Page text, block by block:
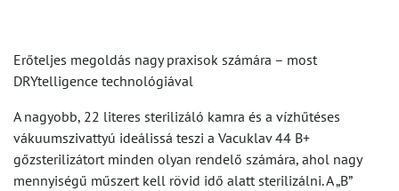
Erőteljes megoldás nagy praxisok számára – most
DRYtelligence technológiával
A nagyobb, 22 literes sterilizáló kamra és a vízhűtéses
vákuumszivattyú ideálissá teszi a Vacuklav 44 B+
gőzsterilizátort minden olyan rendelő számára, ahol nagy
mennyiségű műszert kell rövid idő alatt sterilizálni. A „B”